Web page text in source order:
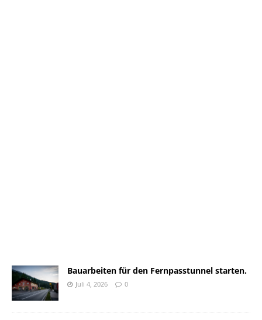
Bauarbeiten für den Fernpasstunnel starten.
Juli 4, 2026 0